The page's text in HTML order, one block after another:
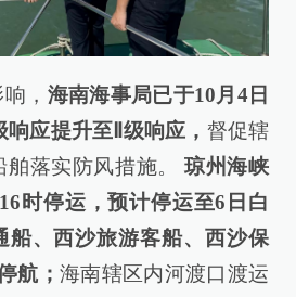
， 海南海事局已于10月4日
应提升至Ⅱ级响应， 督促辖
落实防风措施。
琼州海峡
时停运，预计停运至6日白
船、西沙旅游客船、西沙保
航； 海南辖区内河渡口渡运